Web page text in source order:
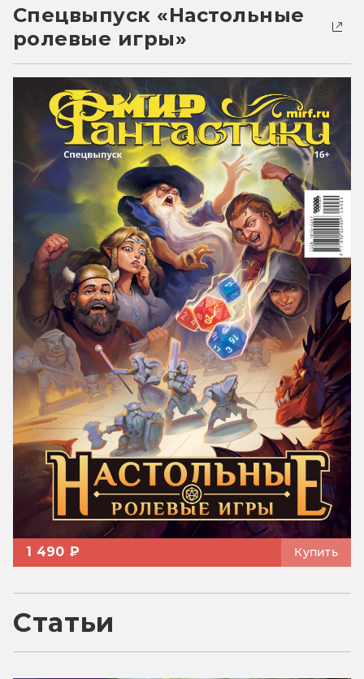
Спецвыпуск «Настольные
ролевые игры»
1 490 ₽ Купить
Статьи